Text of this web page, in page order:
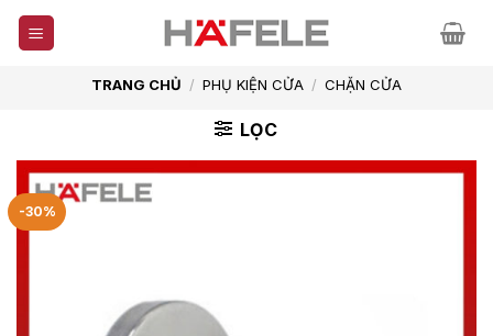
Skip
TRANG CHỦ / PHỤ KIỆN CỬA / CHẶN CỬA
LỌC
-30%